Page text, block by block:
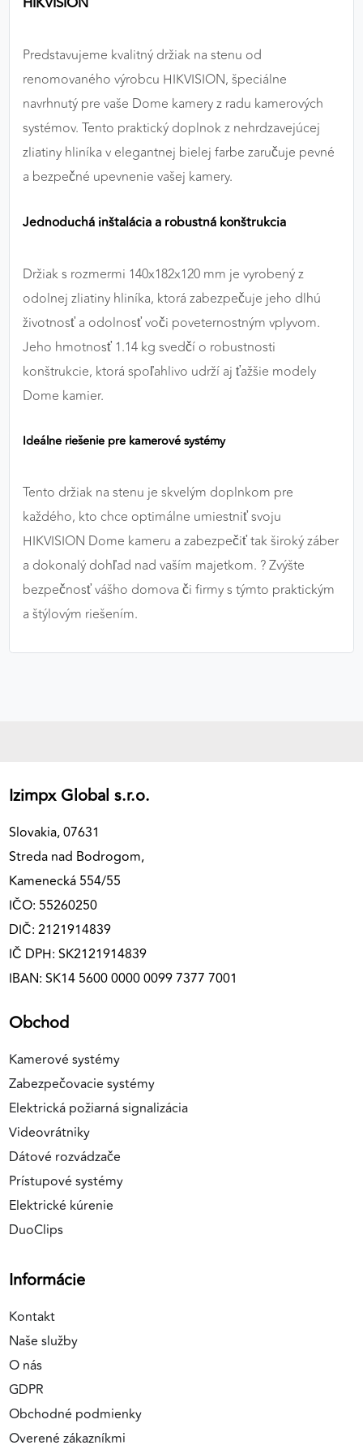
Predstavujeme kvalitný držiak na stenu od
renomovaného výrobcu HIKVISION, špeciálne
navrhnutý pre vaše Dome kamery z radu kamerových
systémov. Tento praktický doplnok z nehrdzavejúcej
zliatiny hliníka v elegantnej bielej farbe zaručuje pevné
a bezpečné upevnenie vašej kamery.
Jednoduchá inštalácia a robustná konštrukcia
Držiak s rozmermi 140x182x120 mm je vyrobený z
odolnej zliatiny hliníka, ktorá zabezpečuje jeho dlhú
životnosť a odolnosť voči poveternostným vplyvom.
Jeho hmotnosť 1.14 kg svedčí o robustnosti
konštrukcie, ktorá spoľahlivo udrží aj ťažšie modely
Dome kamier.
Ideálne riešenie pre kamerové systémy
Tento držiak na stenu je skvelým doplnkom pre
každého, kto chce optimálne umiestniť svoju
HIKVISION Dome kameru a zabezpečiť tak široký záber
a dokonalý dohľad nad vaším majetkom. ?️ Zvýšte
bezpečnosť vášho domova či firmy s týmto praktickým
a štýlovým riešením.
Izimpx Global s.r.o.
Slovakia, 07631
Streda nad Bodrogom,
Kamenecká 554/55
IČO: 55260250
DIČ: 2121914839
IČ DPH: SK2121914839
IBAN: SK14 5600 0000 0099 7377 7001
Obchod
Kamerové systémy
Zabezpečovacie systémy
Elektrická požiarná signalizácia
Videovrátniky
Dátové rozvádzače
Prístupové systémy
Elektrické kúrenie
DuoClips
Informácie
Kontakt
Naše služby
O nás
GDPR
Obchodné podmienky
Overené zákazníkmi
Google Analytics
Poskytovateľ: Google
MARKETINGOVÉ COOKIES
Marketingové cookies sa používajú na sledovanie
stránkami. Umožňujú nám a našim partnerom
Google Ads
Poskytovateľ: Google